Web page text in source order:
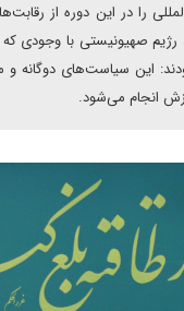
را در این دوره از
این سیاست‌های دوگانه و
انجام می‌شود.